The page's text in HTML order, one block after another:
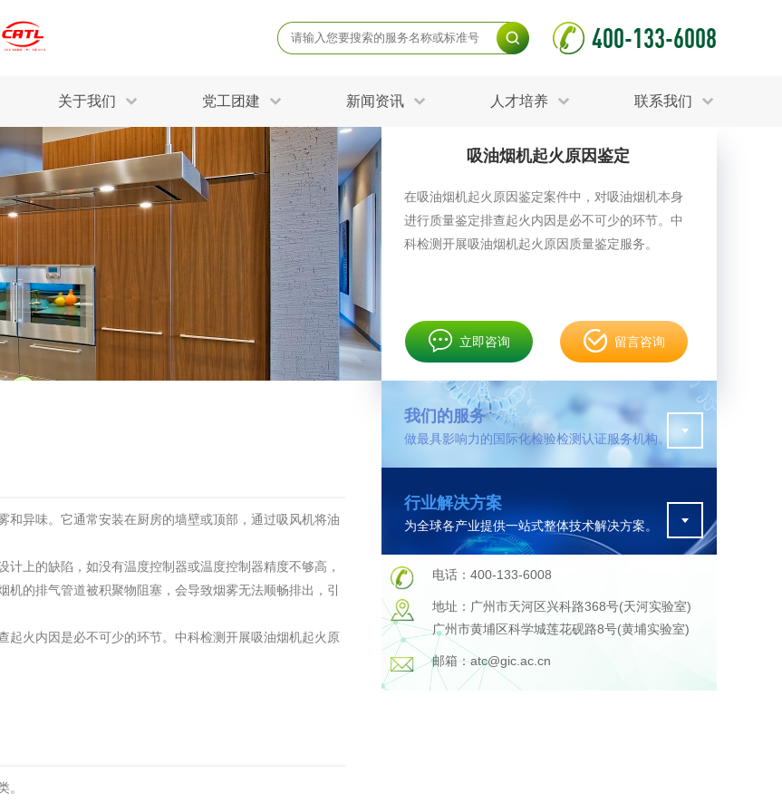
400-133-6008
关于我们 党工团建 新闻资讯 人才培养 联系我们
三废监测 电磁辐射检测 声环境与振动检测
土壤检测 更多
危险废物鉴别 危废鉴定
更多
更多
摄影测量与遥感 更多
在线咨询
方案
业提供一站式
决方案。
产品质量鉴定
固废危废鉴定
土壤场地调查
生态环境检测
消毒检测备案
空气净化检测
病毒杀灭试验
防护产品检测
运动场地检测
涉水产品检测
食品接触材料检测
可靠性测试
化妆品检测
水资源检测
毒理检测
光伏检测
吸油烟机起火原因鉴定
在吸油烟机起火原因鉴定案件中，对吸油烟机本身
进行质量鉴定排查起火内因是必不可少的环节。中
科检测开展吸油烟机起火原因质量鉴定服务。
立即咨询 留言咨询
异味。它通常安装在厨房的墙壁或顶部，通过吸风机将油
上的缺陷，如没有温度控制器或温度控制器精度不够高，
的排气管道被积聚物阻塞，会导致烟雾无法顺畅排出，引
火内因是必不可少的环节。中科检测开展吸油烟机起火原
。
我们的服务
做最具影响力的国际化检验检测认证服务机构。
行业解决方案
为全球各产业提供一站式整体技术解决方案。
电话：400-133-6008
地址：广州市天河区兴科路368号(天河实验室)
广州市黄埔区科学城莲花砚路8号(黄埔实验室)
邮箱：atc@gic.ac.cn